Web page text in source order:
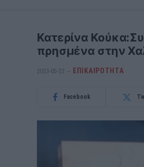
Κατερίνα
πρησμένα στην
2023-05-22 ΕΠΙΚΑΙΡΟΤΗΤΑ
Facebook